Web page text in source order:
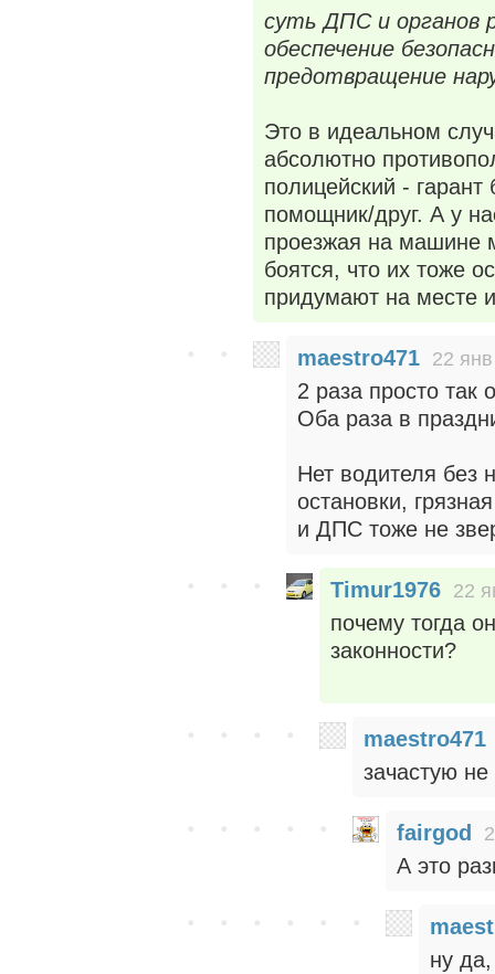
суть ДПС и органов
обеспечение
предотвращение
Это в идеальном
абсолютно
полицейский - гарант
помощник/друг. А у
проезжая на машине
боятся, что их тоже
придумают на месте
maestro471 22
2 раза просто так
Оба раза в
Нет водителя без
остановки,
и ДПС тоже не
Timur1976 22
почему тогда
законности?
maestro471
зачастую не
fairgod
А это
ну